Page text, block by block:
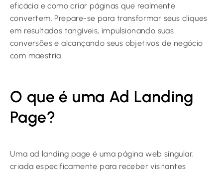
eficácia e como criar páginas que realmente
convertem. Prepare-se para transformar seus cliques
em resultados tangíveis, impulsionando suas
conversões e alcançando seus objetivos de negócio
com maestria.
O que é uma Ad Landing
Page?
Uma ad landing page é uma página web singular,
criada especificamente para receber visitantes